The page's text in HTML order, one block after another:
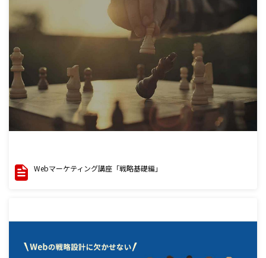
Webマーケティング講座「戦略基礎編」